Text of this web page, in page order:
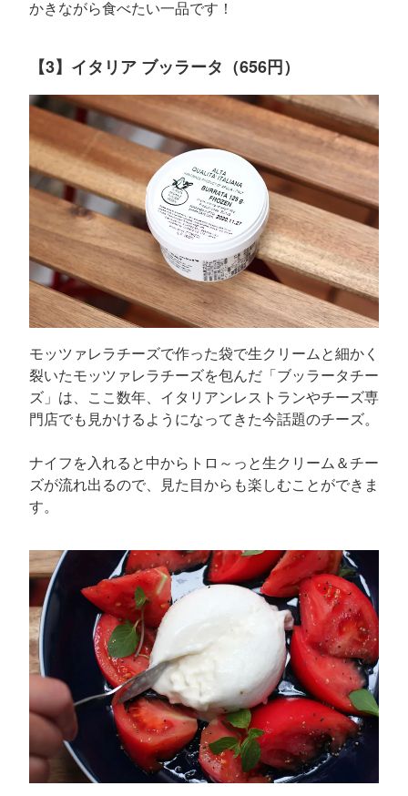
かきながら食べたい一品です！
【3】イタリア ブッラータ（656円）
モッツァレラチーズで作った袋で生クリームと細かく
裂いたモッツァレラチーズを包んだ「ブッラータチー
ズ」は、ここ数年、イタリアンレストランやチーズ専
門店でも見かけるようになってきた今話題のチーズ。
ナイフを入れると中からトロ～っと生クリーム＆チー
ズが流れ出るので、見た目からも楽しむことができま
す。